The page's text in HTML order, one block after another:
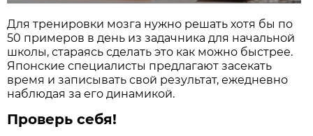
Для тренировки мозга нужно решать хотя бы по
50 примеров в день из задачника для начальной
школы, стараясь сделать это как можно быстрее.
Японские специалисты предлагают засекать
время и записывать свой результат, ежедневно
наблюдая за его динамикой.
Проверь себя!